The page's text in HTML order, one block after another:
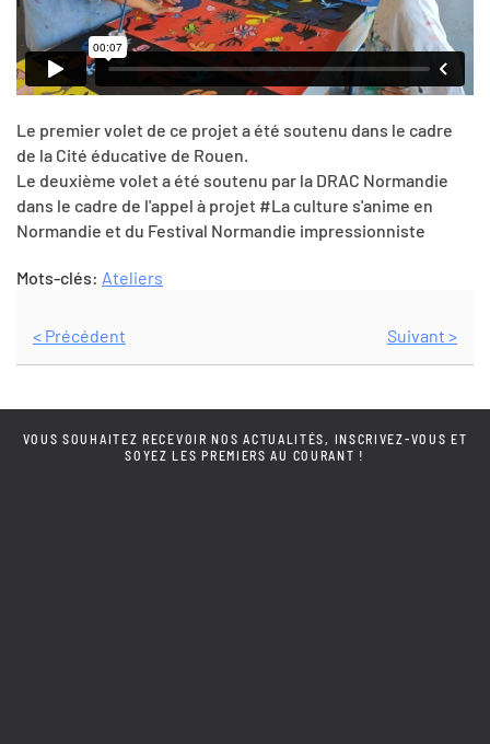
Le premier volet de ce projet a été soutenu dans le cadre
de la Cité éducative de Rouen.
Le deuxième volet a été soutenu par la DRAC Normandie
dans le cadre de l'appel à projet #La culture s'anime en
Normandie et du Festival Normandie impressionniste
Mots-clés: Ateliers
< Précédent Suivant >
VOUS SOUHAITEZ RECEVOIR NOS ACTUALITÉS, INSCRIVEZ-VOUS ET
SOYEZ LES PREMIERS AU COURANT !